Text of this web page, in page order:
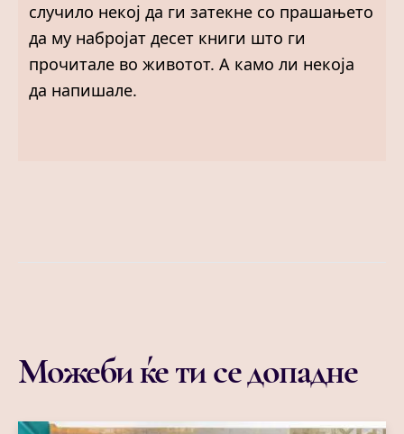
случило некој да ги затекне со прашањето
да му набројат десет книги што ги
прочитале во животот. А камо ли некоја
да напишале.
Можеби ќе ти се допадне